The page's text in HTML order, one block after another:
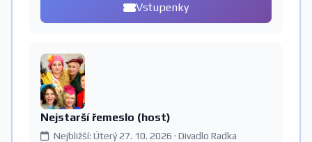
Vstupenky
Nejstarší řemeslo (host)
Nejbližší: Úterý 27. 10. 2026 · Divadlo Radka